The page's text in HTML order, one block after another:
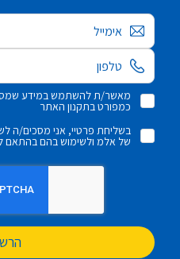
אימייל
מאשר/ת להשתמש במידע
כמפורט בתקנון האתר
בשליחת פרטיי, אני מסכים/ה
של אלמ ולשימוש בהם בהתאם ל